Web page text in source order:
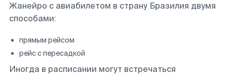
Жанейро с авиабилетом в страну Бразилия двумя
способами:
прямым рейсом
рейс с пересадкой
Иногда в расписании могут встречаться